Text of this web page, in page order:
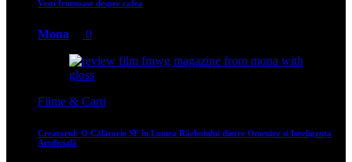
Vesti frumoase despre cafea
Mona 0
Filme & Carti
Creatorul: O Călătorie SF în Lumea Războiului dintre Omenire și Inteligența
Artificială